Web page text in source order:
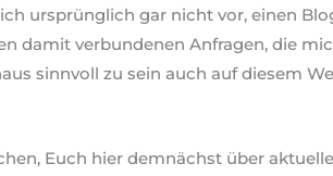
ursprünglich gar nicht vor, einen
damit verbundenen Anfragen, die
sinnvoll zu sein auch auf diesem
Euch hier demnächst über